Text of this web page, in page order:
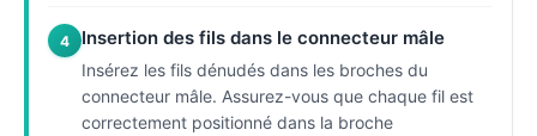
4 Insertion des fils dans le connecteur mâle
Insérez les fils dénudés dans les broches du
connecteur mâle. Assurez-vous que chaque fil est
correctement positionné dans la broche